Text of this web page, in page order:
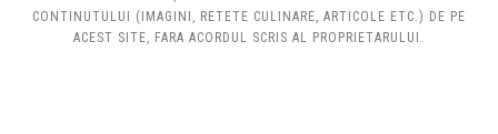
CONTINUTULUI (IMAGINI, RETETE CULINARE, ARTICOLE ETC.) DE PE
ACEST SITE, FARA ACORDUL SCRIS AL PROPRIETARULUI.